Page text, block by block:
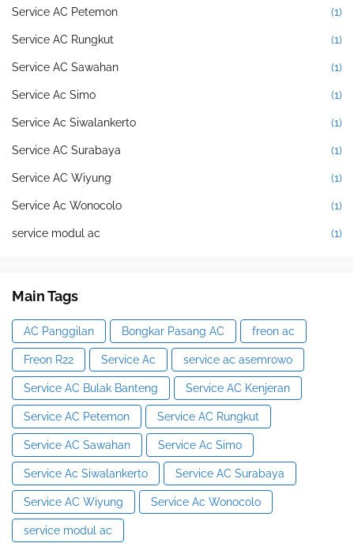
Service AC Petemon (1)
Service AC Rungkut (1)
Service AC Sawahan (1)
Service Ac Simo (1)
Service Ac Siwalankerto (1)
Service AC Surabaya (1)
Service AC Wiyung (1)
Service Ac Wonocolo (1)
service modul ac (1)
Main Tags
AC Panggilan Bongkar Pasang AC freon ac
Freon R22 Service Ac service ac asemrowo
Service AC Bulak Banteng Service AC Kenjeran
Service AC Petemon Service AC Rungkut
Service AC Sawahan Service Ac Simo
Service Ac Siwalankerto Service AC Surabaya
Service AC Wiyung Service Ac Wonocolo
service modul ac